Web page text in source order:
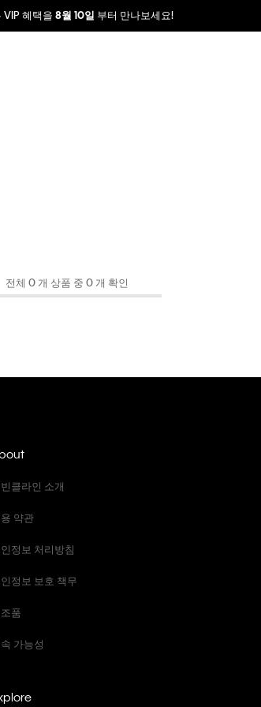
VIP 혜택을 8월 10일 부터 만나보세요!
전체 0 개 상품 중 0 개 확인
클라인 소개
약관
정보 처리방침
정보 보호 책무
품
가능성